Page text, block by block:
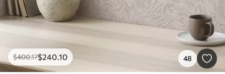
$400.17$240.10 48